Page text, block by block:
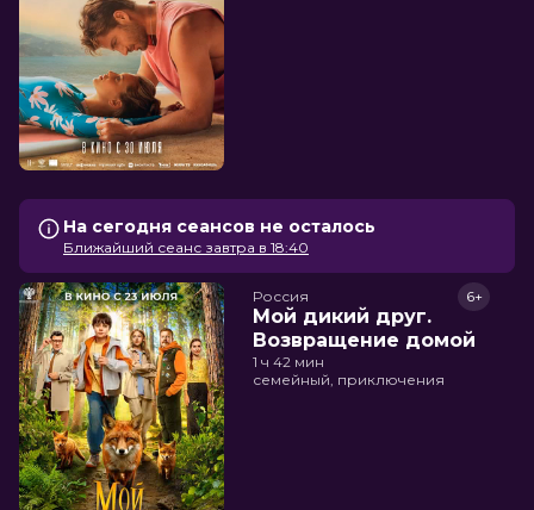
На сегодня сеансов не осталось
Ближайший сеанс завтра в 18:40
Россия
Мой дикий друг.
Возвращение домой
6+
1 ч 42 мин
семейный, приключения